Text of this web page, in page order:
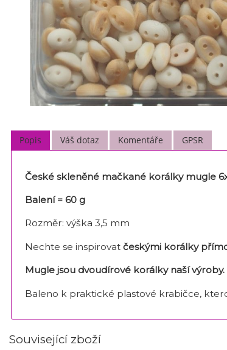
Popis Váš dotaz Komentáře GPSR
České skleněné mačkané korálky mugle
Balení = 60 g
Rozměr: výška 3,5 mm
Nechte se inspirovatčeskými korálky
Mugle jsou dvoudírové korálky naší výroby.
Baleno k praktické plastové krabičce,
Související zboží